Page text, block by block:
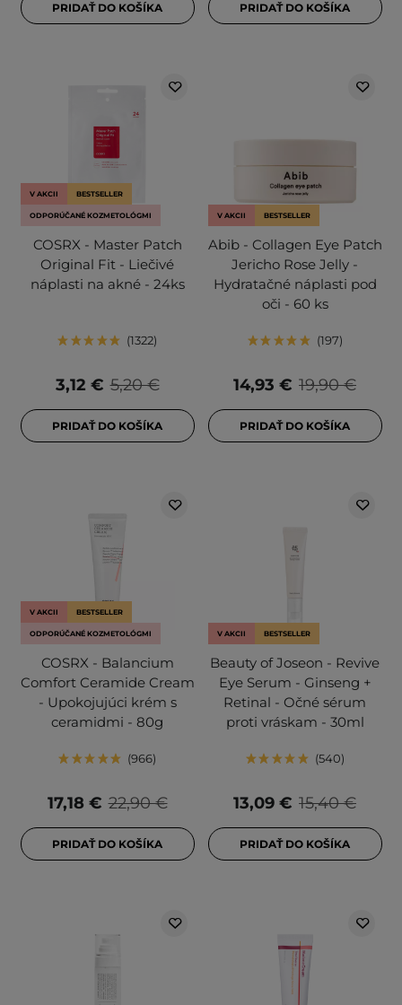
PRIDAŤ DO KOŠÍKA PRIDAŤ DO KOŠÍKA
V AKCII BESTSELLER
ODPORÚČANÉ KOZMETOLÓGMI
COSRX - Master Patch
Original Fit - Liečivé
náplasti na akné - 24ks
1322
5,20 €
3,12 €
PRIDAŤ DO KOŠÍKA
V AKCII BESTSELLER
Abib - Collagen Eye Patch
Jericho Rose Jelly -
Hydratačné náplasti pod
oči - 60 ks
197
19,90 €
14,93 €
PRIDAŤ DO KOŠÍKA
V AKCII BESTSELLER
ODPORÚČANÉ KOZMETOLÓGMI
COSRX - Balancium
Comfort Ceramide Cream
- Upokojujúci krém s
ceramidmi - 80g
966
22,90 €
17,18 €
PRIDAŤ DO KOŠÍKA
V AKCII BESTSELLER
Beauty of Joseon - Revive
Eye Serum - Ginseng +
Retinal - Očné sérum
proti vráskam - 30ml
540
15,40 €
13,09 €
PRIDAŤ DO KOŠÍKA